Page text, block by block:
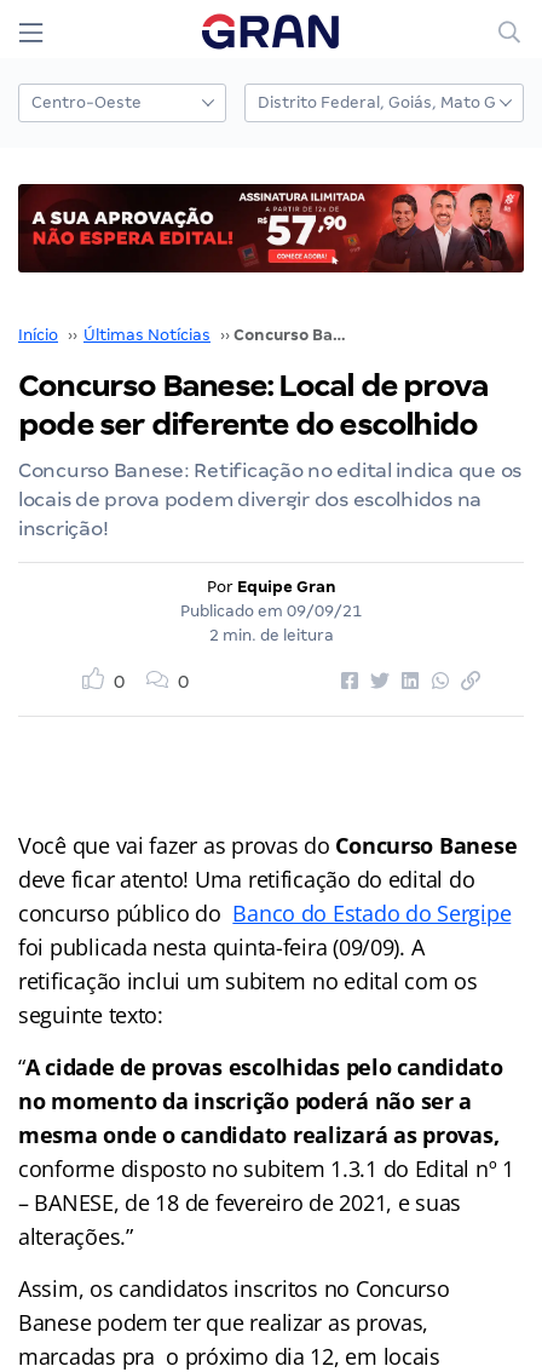
Início ›› Últimas Notícias ›› Concurso Banese: Local de prova pode ser diferente do escolhido
Concurso Banese: Local de prova
pode ser diferente do escolhido
Concurso Banese: Retificação no edital indica que os
locais de prova podem divergir dos escolhidos na
inscrição!
Por Equipe Gran
Publicado em 09/09/21
2 min. de leitura
0 0
Você que vai fazer as provas do Concurso Banese
deve ficar atento! Uma retificação do edital do
concurso público do Banco do Estado do Sergipe
foi publicada nesta quinta-feira (09/09). A
retificação inclui um subitem no edital com os
seguinte texto:
“A cidade de provas escolhidas pelo candidato
no momento da inscrição poderá não ser a
mesma onde o candidato realizará as provas,
conforme disposto no subitem 1.3.1 do Edital nº 1
– BANESE, de 18 de fevereiro de 2021, e suas
alterações.”
Assim, os candidatos inscritos no Concurso
Banese podem ter que realizar as provas,
marcadas pra o próximo dia 12, em locais